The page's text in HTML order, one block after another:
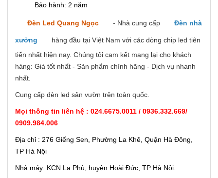
Bảo hành: 2 năm
Đèn Led Quang Ngọc - Nhà cung cấp Đèn nhà
xưởng
hàng đầu tại Việt Nam với các dòng chip led tiên
tiến nhất hiện nay. Chúng tôi cam kết mang lại cho khách
hàng: Giá tốt nhất - Sản phẩm chính hãng - Dịch vụ nhanh
nhất.
Cung cấp đèn led sân vườn trên toàn quốc.
Mọi thông tin liên hệ : 024.6675.0011 / 0936.332.669/
0909.984.006
Địa chỉ : 276 Giếng Sen, Phường La Khê, Quận Hà Đông,
TP Hà Nội
Nhà máy: KCN La Phù, huyện Hoài Đức, TP Hà Nội.